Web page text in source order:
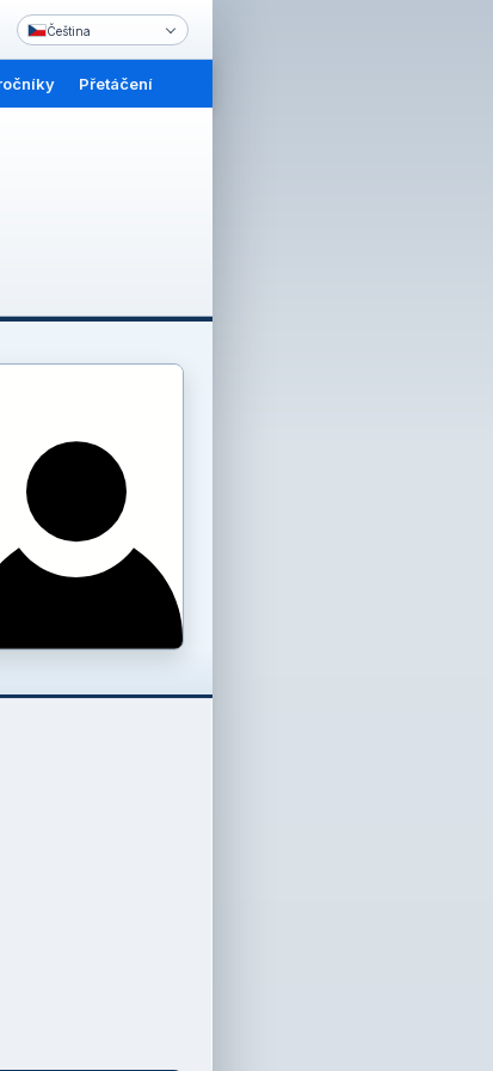
Čeština
Přetáčení